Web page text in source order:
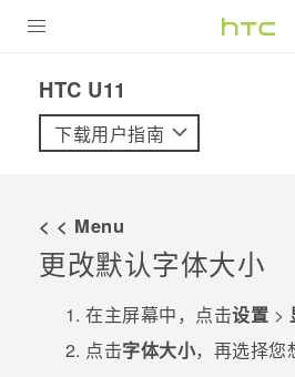
VIVE
支持帮助
在线客服
HTC U11‎
下载用户指南
< < Menu
更改默认字体大小
在主屏幕中，点击设置 >
点击字体大小，再选择您